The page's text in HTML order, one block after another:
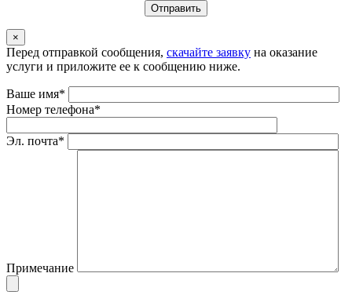
×
Перед отправкой сообщения, скачайте заявку на оказание
услуги и приложите ее к сообщению ниже.
Ваше имя*
Номер телефона*
Эл. почта*
Примечание